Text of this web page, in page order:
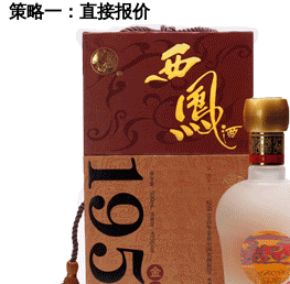
策略一：直接报价